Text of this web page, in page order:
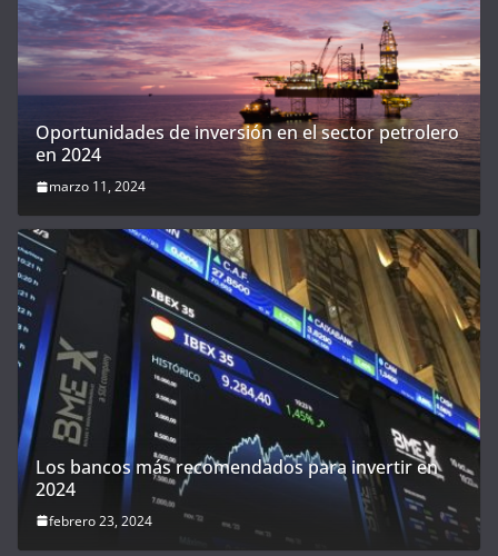
Oportunidades de inversión en el sector petrolero
en 2024
marzo 11, 2024
Los bancos más recomendados para invertir en
2024
febrero 23, 2024